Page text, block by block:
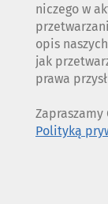
niczego w
opis
jak
prawa
Polityką